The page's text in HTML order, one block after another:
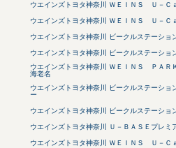
ウエインズトヨタ神奈川 ＷＥＩＮＳ Ｕ－
ウエインズトヨタ神奈川 ＷＥＩＮＳ Ｕ－
ウエインズトヨタ神奈川 ビークルステーショ
ウエインズトヨタ神奈川 ビークルステーショ
ウエインズトヨタ神奈川 ＷＥＩＮＳ ＰＡＲ
海老名
ウエインズトヨタ神奈川 ビークルステーショ
ー
ウエインズトヨタ神奈川 ビークルステーショ
ウエインズトヨタ神奈川 Ｕ－ＢＡＳＥプレミ
ウエインズトヨタ神奈川 ＷＥＩＮＳ Ｕ－